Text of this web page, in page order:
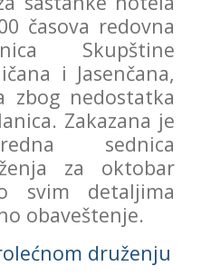
časova redovna
Skupštine
i Jasenčana,
zbog nedostatka
Zakazana je
sednica
za oktobar
svim detaljima
obaveštenje.
druženju